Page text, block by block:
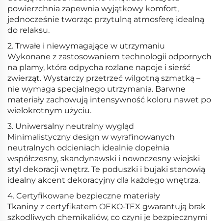
powierzchnia zapewnia wyjątkowy komfort,
jednocześnie tworząc przytulną atmosferę idealną
do relaksu.
2. Trwałe i niewymagające w utrzymaniu
Wykonane z zastosowaniem technologii odpornych
na plamy, która odpycha rozlane napoje i sierść
zwierząt. Wystarczy przetrzeć wilgotną szmatką –
nie wymaga specjalnego utrzymania. Barwne
materiały zachowują intensywność koloru nawet po
wielokrotnym użyciu.
3. Uniwersalny neutralny wygląd
Minimalistyczny design w wyrafinowanych
neutralnych odcieniach idealnie dopełnia
współczesny, skandynawski i nowoczesny wiejski
styl dekoracji wnętrz. Te poduszki i bujaki stanowią
idealny akcent dekoracyjny dla każdego wnętrza.
4. Certyfikowane bezpieczne materiały
Tkaniny z certyfikatem OEKO-TEX gwarantują brak
szkodliwych chemikaliów, co czyni je bezpiecznymi